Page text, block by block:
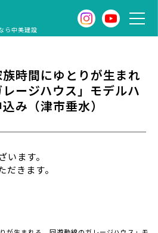
ら中美建設
族時間にゆとりが生まれ
ージハウス」モデルハ
み（津市垂水）
います。
きます。